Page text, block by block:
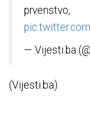
— Vijesti.ba
(Vijesti.ba)